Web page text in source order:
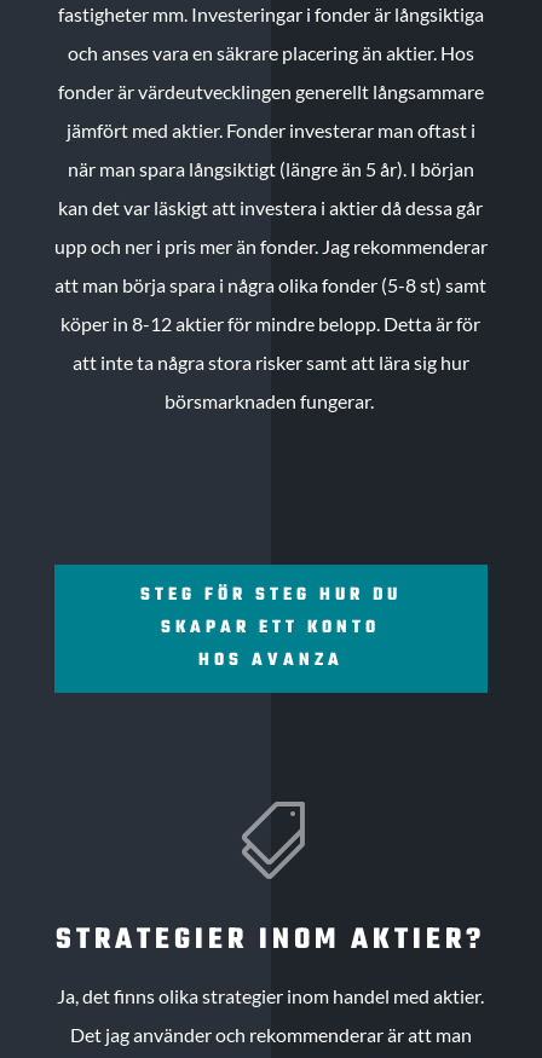
fastigheter mm. Investeringar i fonder är långsiktiga
och anses vara en säkrare placering än aktier. Hos
fonder är värdeutvecklingen generellt långsammare
jämfört med aktier. Fonder investerar man oftast i
när man spara långsiktigt (längre än 5 år). I början
kan det var läskigt att investera i aktier då dessa går
upp och ner i pris mer än fonder. Jag rekommenderar
att man börja spara i några olika fonder (5-8 st) samt
köper in 8-12 aktier för mindre belopp. Detta är för
att inte ta några stora risker samt att lära sig hur
börsmarknaden fungerar.
STEG FÖR STEG HUR DU
SKAPAR ETT KONTO
HOS AVANZA

STRATEGIER INOM AKTIER?
Ja, det finns olika strategier inom handel med aktier.
Det jag använder och rekommenderar är att man